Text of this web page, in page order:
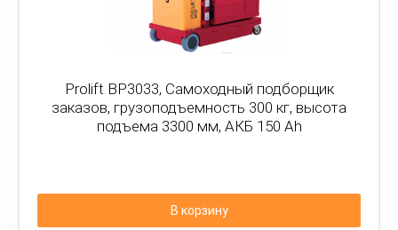
Prolift BP3033, Самоходный подборщик
заказов, грузоподъемность 300 кг, высота
подъема 3300 мм, АКБ 150 Ah
В корзину